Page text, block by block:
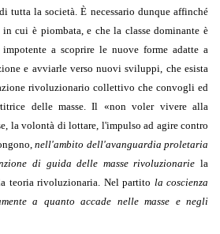
tutta la società. È necessario dunque affinché
in cui è piombata, e che la classe dominante è
impotente a scoprire le nuove forme adatte a
e avviarle verso nuovi sviluppi, che esista
rivoluzionario collettivo che convogli ed
delle masse. Il «non voler vivere alla
la volontà di lottare, l'impulso ad agire contro
nell'ambito dell'avanguardia proletaria
di guida delle masse rivoluzionarie la
teoria rivoluzionaria. Nel partito la coscienza
a quanto accade nelle masse e negli